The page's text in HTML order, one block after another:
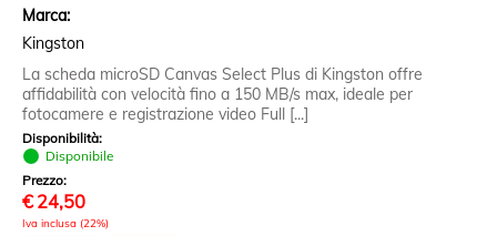
Marca:
Kingston
La scheda microSD Canvas Select Plus di Kingston offre
affidabilità con velocità fino a 150 MB/s max, ideale per
fotocamere e registrazione video Full [...]
Disponibilità:
Disponibile
Prezzo:
€ 24,50
Iva inclusa (22%)